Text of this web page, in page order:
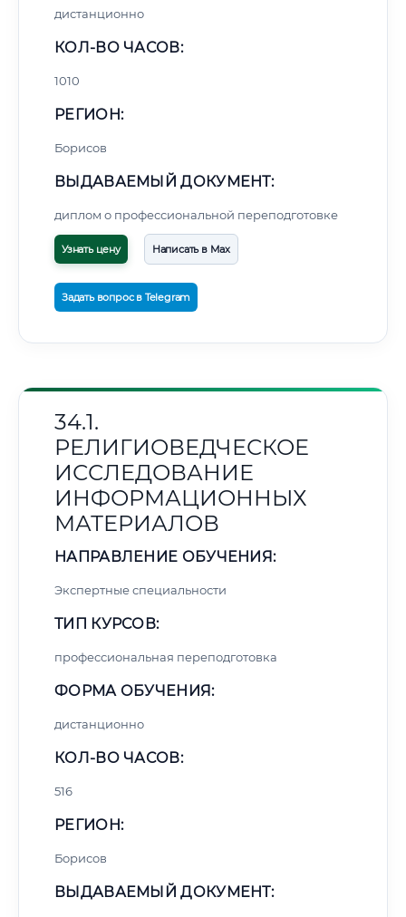
дистанционно
КОЛ-ВО ЧАСОВ:
1010
РЕГИОН:
Борисов
ВЫДАВАЕМЫЙ ДОКУМЕНТ:
диплом о профессиональной переподготовке
Узнать цену Написать в Max
Задать вопрос в Telegram
34.1.
РЕЛИГИОВЕДЧЕСКОЕ
ИССЛЕДОВАНИЕ
ИНФОРМАЦИОННЫХ
МАТЕРИАЛОВ
НАПРАВЛЕНИЕ ОБУЧЕНИЯ:
Экспертные специальности
ТИП КУРСОВ:
профессиональная переподготовка
ФОРМА ОБУЧЕНИЯ:
дистанционно
КОЛ-ВО ЧАСОВ:
516
РЕГИОН:
Борисов
ВЫДАВАЕМЫЙ ДОКУМЕНТ: